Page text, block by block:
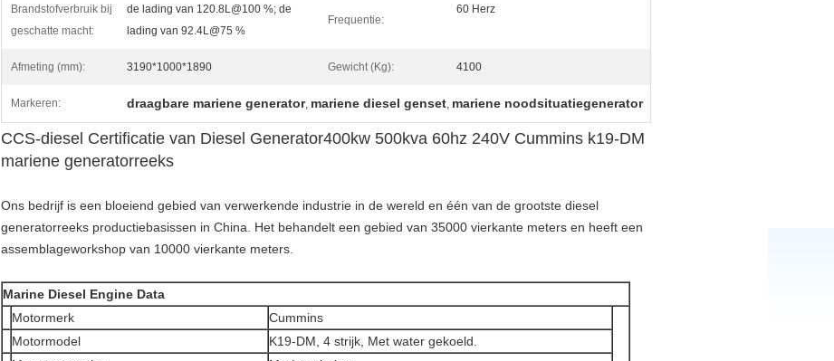
Brandstofverbruik bij
geschatte macht:
de lading van 120.8L@100 %; de
lading van 92.4L@75 %
Frequentie:
60 Herz
Afmeting (mm): 3190*1000*1890 Gewicht (Kg): 4100
Markeren: draagbare mariene generator, mariene diesel genset, mariene noodsituatiegenerator
CCS-diesel Certificatie van Diesel Generator400kw 500kva 60hz 240V Cummins k19-DM
mariene generatorreeks
Ons bedrijf is een bloeiend gebied van verwerkende industrie in de wereld en één van de grootste diesel
generatorreeks productiebasissen in China. Het behandelt een gebied van 35000 vierkante meters en heeft een
assemblageworkshop van 10000 vierkante meters.
Marine Diesel Engine Data
Motormerk
Cummins
Motormodel
K19-DM, 4 strijk, Met water gekoeld.